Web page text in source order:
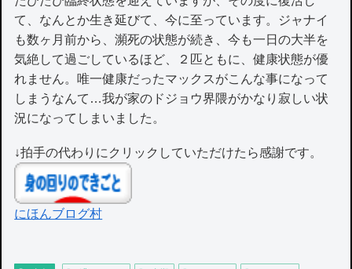
て、なんとか生き延びて、今に至っています。ジャナイ
も数ヶ月前から、瀕死の状態が続き、今も一日の大半を
気絶して過ごしているほど、２匹ともに、健康状態が優
れません。唯一健康だったマックスがこんな事になって
しまうなんて…我が家のドジョウ界隈がかなり寂しい状
況になってしまいました。
↓拍手の代わりにクリックしていただけたら感謝です。
にほんブログ村